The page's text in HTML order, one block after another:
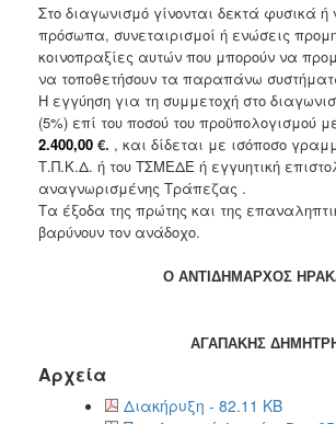
Στο διαγωνισμό γίνονται δεκτά φυσικά ή
πρόσωπα, συνεταιρισμοί ή ενώσεις
κοινοπραξίες αυτών που μπορούν να
να τοποθετήσουν τα παραπάνω
Η εγγύηση για τη συμμετοχή στο
(5%) επί του ποσού του προϋπολογισμού
2.400,00 €. , και δίδεται με ισόποσο
Τ.Π.Κ.Δ. ή του ΤΣΜΕΔΕ ή εγγυητική
αναγνωρισμένης Τράπεζας .
Τα έξοδα της πρώτης και της
βαρύνουν τον ανάδοχο.
Ο ΑΝΤΙΔΗΜΑΡΧΟΣ
ΑΓΑΠΑΚΗΣ
Αρχεία
Διακήρυξη - 82.11 KB